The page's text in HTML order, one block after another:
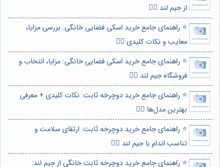
از جیم لند 🏋️‍♀️
⭐️ راهنمای جامع خرید اسکی فضایی خانگی: بررسی مزایا،
معایب و نکات کلیدی 🏋️‍♀️
⭐️ راهنمای جامع خرید اسکی فضایی خانگی: مزایا، انتخاب و
فروشگاه جیم لند 🏃‍♀️
⭐️ راهنمای جامع خرید دوچرخه ثابت: نکات کلیدی + معرفی
بهترین مدل‌ها 🚴‍♀️
⭐️ راهنمای جامع خرید دوچرخه ثابت: ارتقای سلامت و
تناسب اندام با جیم لند 🚴‍♀️
⭐️ راهنمای جامع خرید دوچرخه ثابت خانگی از جیم لند: